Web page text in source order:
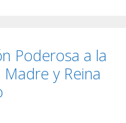
Poderosa a la
y Reina